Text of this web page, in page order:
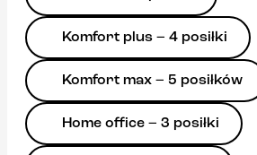
Komfort plus – 4 posiłki
Komfort max – 5 posiłków
Home office – 3 posiłki